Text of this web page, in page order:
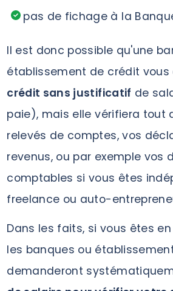
pas de fichage à la
Il est donc possible qu'une
établissement de crédit vous
crédit sans justificatif de
paie), mais elle vérifiera tout
relevés de comptes, vos
revenus, ou par exemple vos
comptables si vous êtes
freelance ou auto-
Dans les faits, si vous êtes en
les banques ou
demanderont